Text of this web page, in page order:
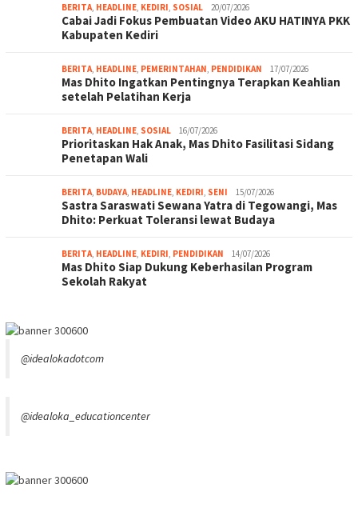
BERITA, HEADLINE, KEDIRI, SOSIAL 20/07/2026
Cabai Jadi Fokus Pembuatan Video AKU HATINYA PKK
Kabupaten Kediri
BERITA, HEADLINE, PEMERINTAHAN, PENDIDIKAN 17/07/2026
Mas Dhito Ingatkan Pentingnya Terapkan Keahlian
setelah Pelatihan Kerja
BERITA, HEADLINE, SOSIAL 16/07/2026
Prioritaskan Hak Anak, Mas Dhito Fasilitasi Sidang
Penetapan Wali
BERITA, BUDAYA, HEADLINE, KEDIRI, SENI 15/07/2026
Sastra Saraswati Sewana Yatra di Tegowangi, Mas
Dhito: Perkuat Toleransi lewat Budaya
BERITA, HEADLINE, KEDIRI, PENDIDIKAN 14/07/2026
Mas Dhito Siap Dukung Keberhasilan Program
Sekolah Rakyat
@idealokadotcom
@idealoka_educationcenter